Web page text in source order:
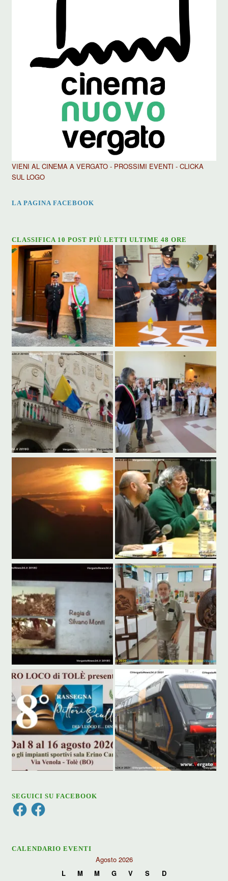
VIENI AL CINEMA A VERGATO - PROSSIMI EVENTI - CLICKA
SUL LOGO
LA PAGINA FACEBOOK
CLASSIFICA 10 POST PIÙ LETTI ULTIME 48 ORE
SEGUICI SU FACEBOOK
FacebookFacebook
CALENDARIO EVENTI
Agosto 2026
L
M M G V S
D